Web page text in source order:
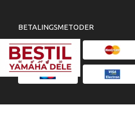
BETALINGSMETODER